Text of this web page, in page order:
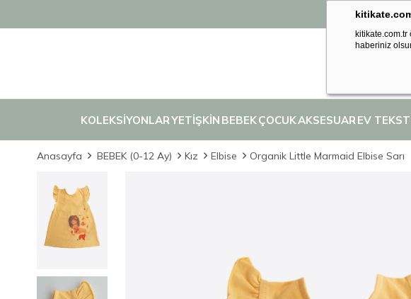
kitikate.com.tr
haberiniz
Seçili İlk
KOLEKSİYONLARYETİŞKİN BEBEKÇOCUKAKSESUAR EV
Anasayfa BEBEK (0-12 Ay) Kız Elbise Organik Little Marmaid Elbise Sarı